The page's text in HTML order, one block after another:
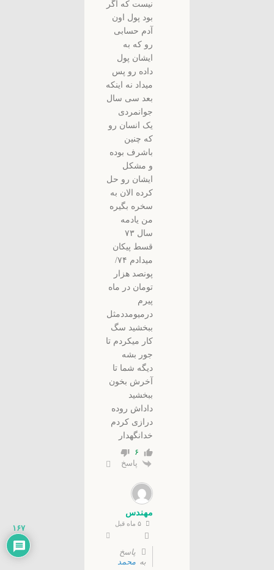
نیست که اگر
بود پول اون
آدم حسابی
رو که به
ایشان پول
داده رو پس
میداد نه اینکه
بعد سی سال
جوانمردی
یک انسان رو
که چنین
باشرف بوده
و مشکل
ایشان رو حل
کرده الان به
سخره بگیره
من یادمه
سال ۷۳
قسط پیکان
میدادم ۷۴/
پونصد هزار
تومان در ماه
پیرم
درمیومددمثل
ببخشید سگ
کار میکردم تا
جور بشه
دیگه شما تا
آخرش بخون
ببخشید
داداش روده
درازی کردم
خدانگهدار
۶
پاسخ
مهندس
پاسخ
به محمد
۱۶۷